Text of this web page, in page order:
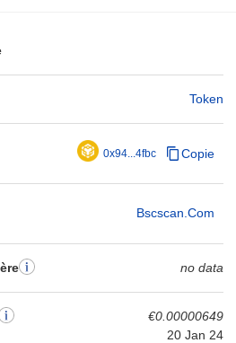
Token
0x94...4fbc Copie
Bscscan.com
no data
€0.00000649
20 Jan 24